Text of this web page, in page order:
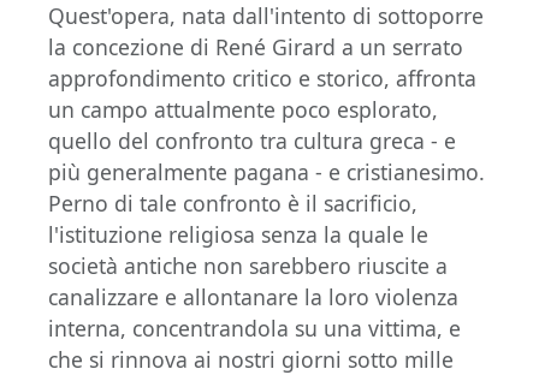
Quest'opera, nata dall'intento di sottoporre
la concezione di René Girard a un serrato
approfondimento critico e storico, affronta
un campo attualmente poco esplorato,
quello del confronto tra cultura greca - e
più generalmente pagana - e cristianesimo.
Perno di tale confronto è il sacrificio,
l'istituzione religiosa senza la quale le
società antiche non sarebbero riuscite a
canalizzare e allontanare la loro violenza
interna, concentrandola su una vittima, e
che si rinnova ai nostri giorni sotto mille